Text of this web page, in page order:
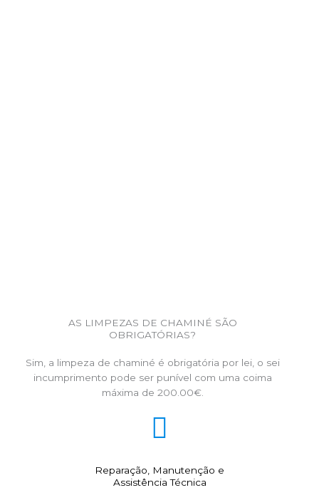
AS LIMPEZAS DE CHAMINÉ SÃO
OBRIGATÓRIAS?
Sim, a limpeza de chaminé é obrigatória por lei, o sei
incumprimento pode ser punível com uma coima
máxima de 200.00€.
Reparação, Manutenção e
Assistência Técnica